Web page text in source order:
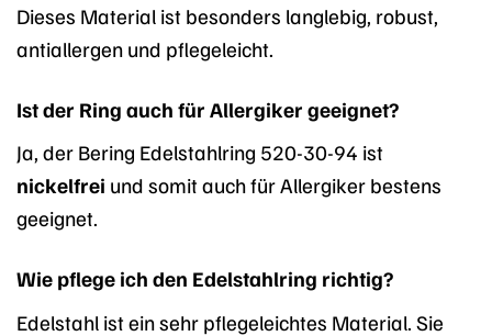
Dieses Material ist besonders langlebig, robust,
antiallergen und pflegeleicht.
Ist der Ring auch für Allergiker geeignet?
Ja, der Bering Edelstahlring 520-30-94 ist
nickelfrei und somit auch für Allergiker bestens
geeignet.
Wie pflege ich den Edelstahlring richtig?
Edelstahl ist ein sehr pflegeleichtes Material. Sie